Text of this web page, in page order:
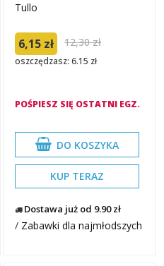
Tullo
6,15 zł 12,30 zł
oszczędzasz: 6.15 zł
POŚPIESZ SIĘ OSTATNI EGZ.
DO KOSZYKA
KUP TERAZ
Dostawa już od 9.90 zł
/ Zabawki dla najmłodszych